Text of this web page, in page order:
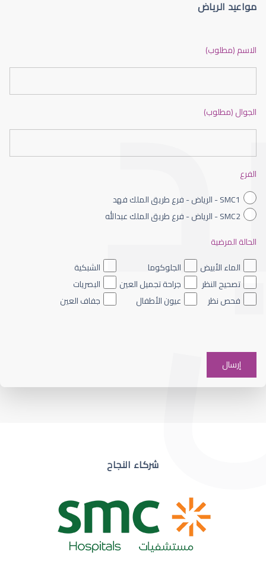
ضعف نظر الاطفال
ضعف نظر العين اليسرى
ضعف نظر مفاجئ
مواعيد الرياض
الاسم (مطلوب)
الجوال (مطلوب)
الفرع
SMC1 - الرياض - فرع طريق الملك فهد
SMC2 - الرياض - فرع طريق الملك عبدالله
الحالة المرضية
الماء الأبيض
الجلوكوما
الشبكية
تصحيح النظر
جراحة تجميل العين
البصريات
فحص نظر
عيون الأطفال جفاف العين
شركاء النجاح